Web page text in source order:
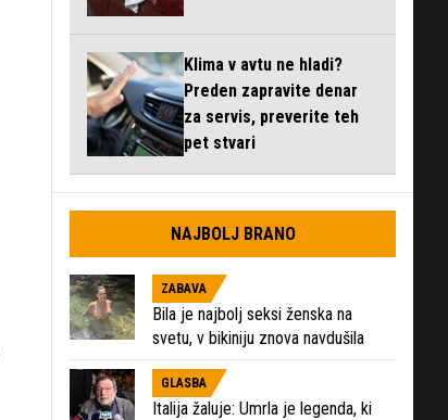
Klima v avtu ne hladi?
Preden zapravite denar
za servis, preverite teh
pet stvari
NAJBOLJ BRANO
ZABAVA
Bila je najbolj seksi ženska na
svetu, v bikiniju znova navdušila
GLASBA
Italija žaluje: Umrla je legenda, ki